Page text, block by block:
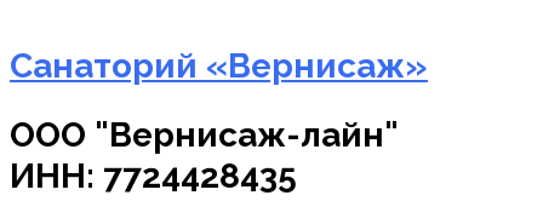
Санаторий «Вернисаж»
ООО "Вернисаж-лайн"
ИНН: 7724428435